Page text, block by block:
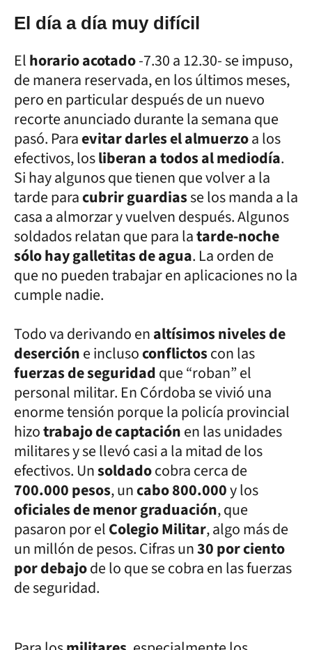
El día a día muy difícil
Elhorario acotado-7.30 a 12.30- se impuso,
de manera reservada, en los últimos meses,
pero en particular después de un nuevo
recorte anunciado durante la semana que
pasó. Paraevitar darles el almuerzoa los
efectivos, losliberan a todos al mediodía.
Si hay algunos que tienen que volver a la
tarde paracubrir guardiasse los manda a la
casa a almorzar y vuelven después. Algunos
soldados relatan que para latarde-noche
sólo hay galletitas de agua. La orden de
que no pueden trabajar en aplicaciones no la
cumple nadie.
Todo va derivando enaltísimos niveles de
desercióne inclusoconflictoscon las
fuerzas de seguridadque “roban” el
personal militar. En Córdoba se vivió una
enorme tensión porque la policía provincial
hizotrabajo de captaciónen las unidades
militares y se llevó casi a la mitad de los
efectivos. Unsoldadocobra cerca de
700.000 pesos, uncabo 800.000y los
oficiales de menor graduación, que
pasaron por elColegio Militar, algo más de
un millón de pesos. Cifras un30 por ciento
por debajode lo que se cobra en las fuerzas
de seguridad.